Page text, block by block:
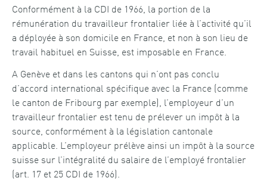
Conformément à la CDI de 1966, la portion de la
rémunération du travailleur frontalier liée à l’activité qu’il
a déployée à son domicile en France, et non à son lieu de
travail habituel en Suisse, est imposable en France.
A Genève et dans les cantons qui n’ont pas conclu
d’accord international spécifique avec la France (comme
le canton de Fribourg par exemple), l’employeur d’un
travailleur frontalier est tenu de prélever un impôt à la
source, conformément à la législation cantonale
applicable. L’employeur prélève ainsi un impôt à la source
suisse sur l’intégralité du salaire de l’employé frontalier
(art. 17 et 25 CDI de 1966).